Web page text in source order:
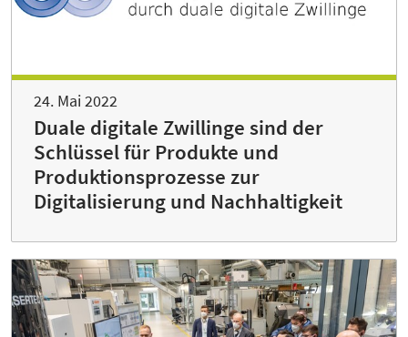
24. Mai 2022
Duale digitale Zwillinge sind der
Schlüssel für Produkte und
Produktionsprozesse zur
Digitalisierung und Nachhaltigkeit